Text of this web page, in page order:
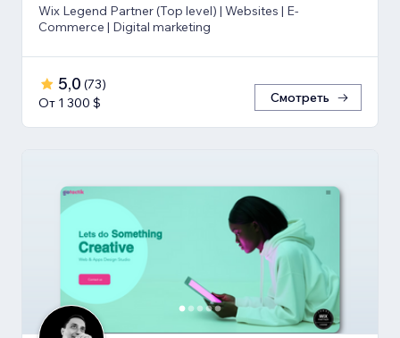
Wix Legend Partner (Top level) | Websites | E-
Commerce | Digital marketing
5,0 (73)
От 1 300 $
Смотреть